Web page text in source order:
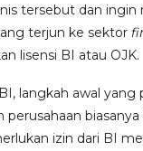
tersebut dan ingin
terjun ke sektor
lisensi BI atau OJK.
langkah awal yang
izin dari BI